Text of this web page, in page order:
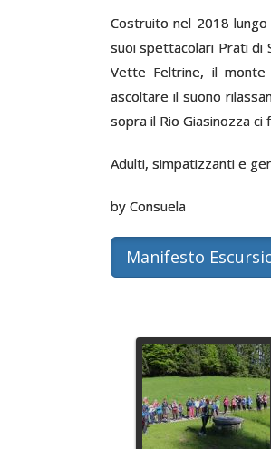
Costruito nel 2018
suoi spettacolari Prati di
Vette Feltrine, il monte
ascoltare il suono
sopra il Rio Giasinozza ci
Adulti, simpatizzanti e
by Consuela
Manifesto